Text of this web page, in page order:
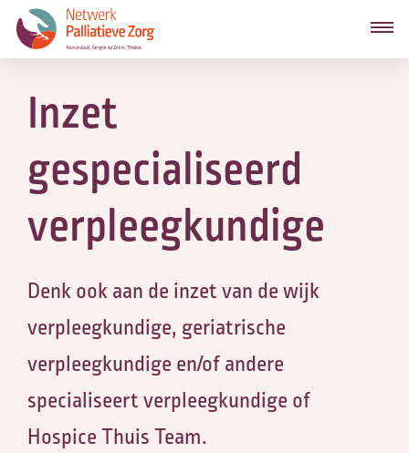
Inzet
gespecialiseerd
verpleegkundige
Denk ook aan de inzet van de wijk
verpleegkundige, geriatrische
verpleegkundige en/of andere
specialiseert verpleegkundige of
Hospice Thuis Team.